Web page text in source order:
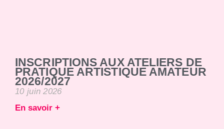
INSCRIPTIONS AUX ATELIERS DE
PRATIQUE ARTISTIQUE AMATEUR
2026/2027
10 juin 2026
En savoir +